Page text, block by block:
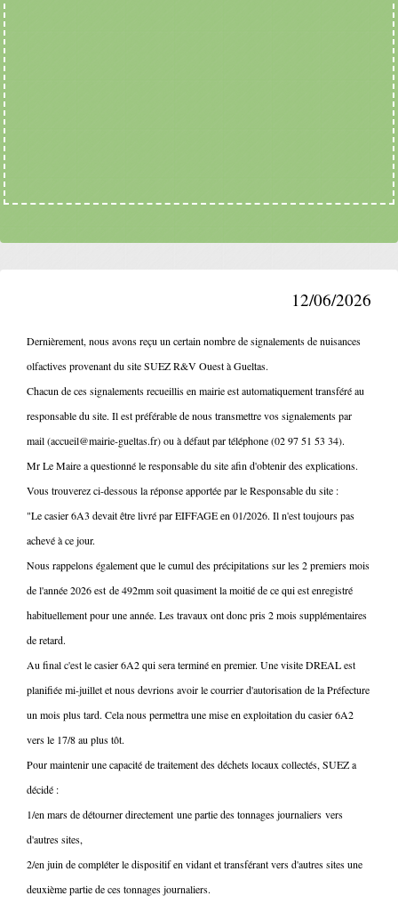
12/06/2026
Dernièrement, nous avons reçu un certain nombre de signalements de nuisances
olfactives provenant du site SUEZ R&V Ouest à Gueltas.
Chacun de ces signalements recueillis en mairie est automatiquement transféré au
responsable du site. Il est préférable de nous transmettre vos signalements par
mail (accueil@mairie-gueltas.fr) ou à défaut par téléphone (02 97 51 53 34).
Mr Le Maire a questionné le responsable du site afin d'obtenir des explications.
Vous trouverez ci-dessous la réponse apportée par le Responsable du site :
"Le casier 6A3 devait être livré par EIFFAGE en 01/2026. Il n'est toujours pas
achevé à ce jour.
Nous rappelons également que le cumul des précipitations sur les 2 premiers mois
de l'année 2026 est de 492mm soit quasiment la moitié de ce qui est enregistré
habituellement pour une année. Les travaux ont donc pris 2 mois supplémentaires
de retard.
Au final c'est le casier 6A2 qui sera terminé en premier. Une visite DREAL est
planifiée mi-juillet et nous devrions avoir le courrier d'autorisation de la Préfecture
un mois plus tard. Cela nous permettra une mise en exploitation du casier 6A2
vers le 17/8 au plus tôt.
Pour maintenir une capacité de traitement des déchets locaux collectés, SUEZ a
décidé :
1/en mars de détourner directement une partie des tonnages journaliers vers
d'autres sites,
2/en juin de compléter le dispositif en vidant et transférant vers d'autres sites une
deuxième partie de ces tonnages journaliers.